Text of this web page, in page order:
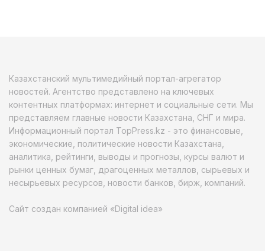
Казахстанский мультимедийный портал-агрегатор
новостей. Агентство представлено на ключевых
контентных платформах: интернет и социальные сети. Мы
представляем главные новости Казахстана, СНГ и мира.
Информационный портал TopPress.kz - это финансовые,
экономические, политические новости Казахстана,
аналитика, рейтинги, выводы и прогнозы, курсы валют и
рынки ценных бумаг, драгоценных металлов, сырьевых и
несырьевых ресурсов, новости банков, бирж, компаний.
Сайт создан компанией «Digital idea»